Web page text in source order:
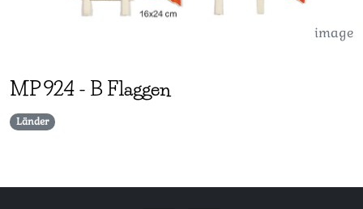
image
MP924 - B Flaggen
Länder